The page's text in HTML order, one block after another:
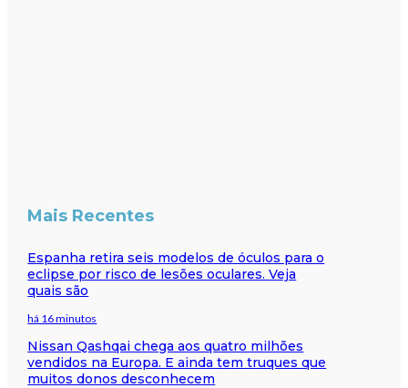
Mais Recentes
Espanha retira seis modelos de óculos para o
eclipse por risco de lesões oculares. Veja
quais são
há 16 minutos
Nissan Qashqai chega aos quatro milhões
vendidos na Europa. E ainda tem truques que
muitos donos desconhecem